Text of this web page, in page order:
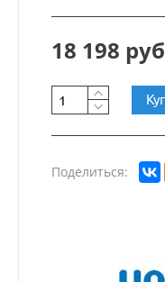
18 198
Поделиться: